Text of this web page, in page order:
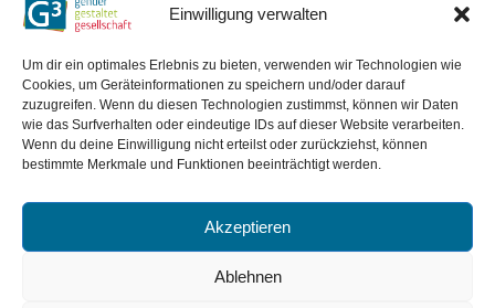
Einwilligung verwalten
Um dir ein optimales Erlebnis zu bieten, verwenden wir Technologien wie
Cookies, um Geräteinformationen zu speichern und/oder darauf
zuzugreifen. Wenn du diesen Technologien zustimmst, können wir Daten
wie das Surfverhalten oder eindeutige IDs auf dieser Website verarbeiten.
Wenn du deine Einwilligung nicht erteilst oder zurückziehst, können
bestimmte Merkmale und Funktionen beeinträchtigt werden.
Akzeptieren
Ablehnen
Fon: 0381 490 77 14
Impressum
Datenschutz
Das Projekt wird gefördert
Mecklenburg-Vorpommern.